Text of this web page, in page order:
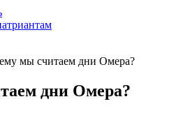
мы считаем дни Омера?
дни Омера?